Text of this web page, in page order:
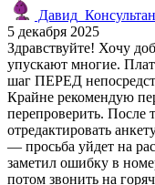
5 декабря 2025
Здравствуйте! Хочу
упускают многие.
шаг ПЕРЕД
Крайне рекомендую
перепроверить. После
отредактировать
— просьба уйдет на
заметил ошибку в
потом звонить на